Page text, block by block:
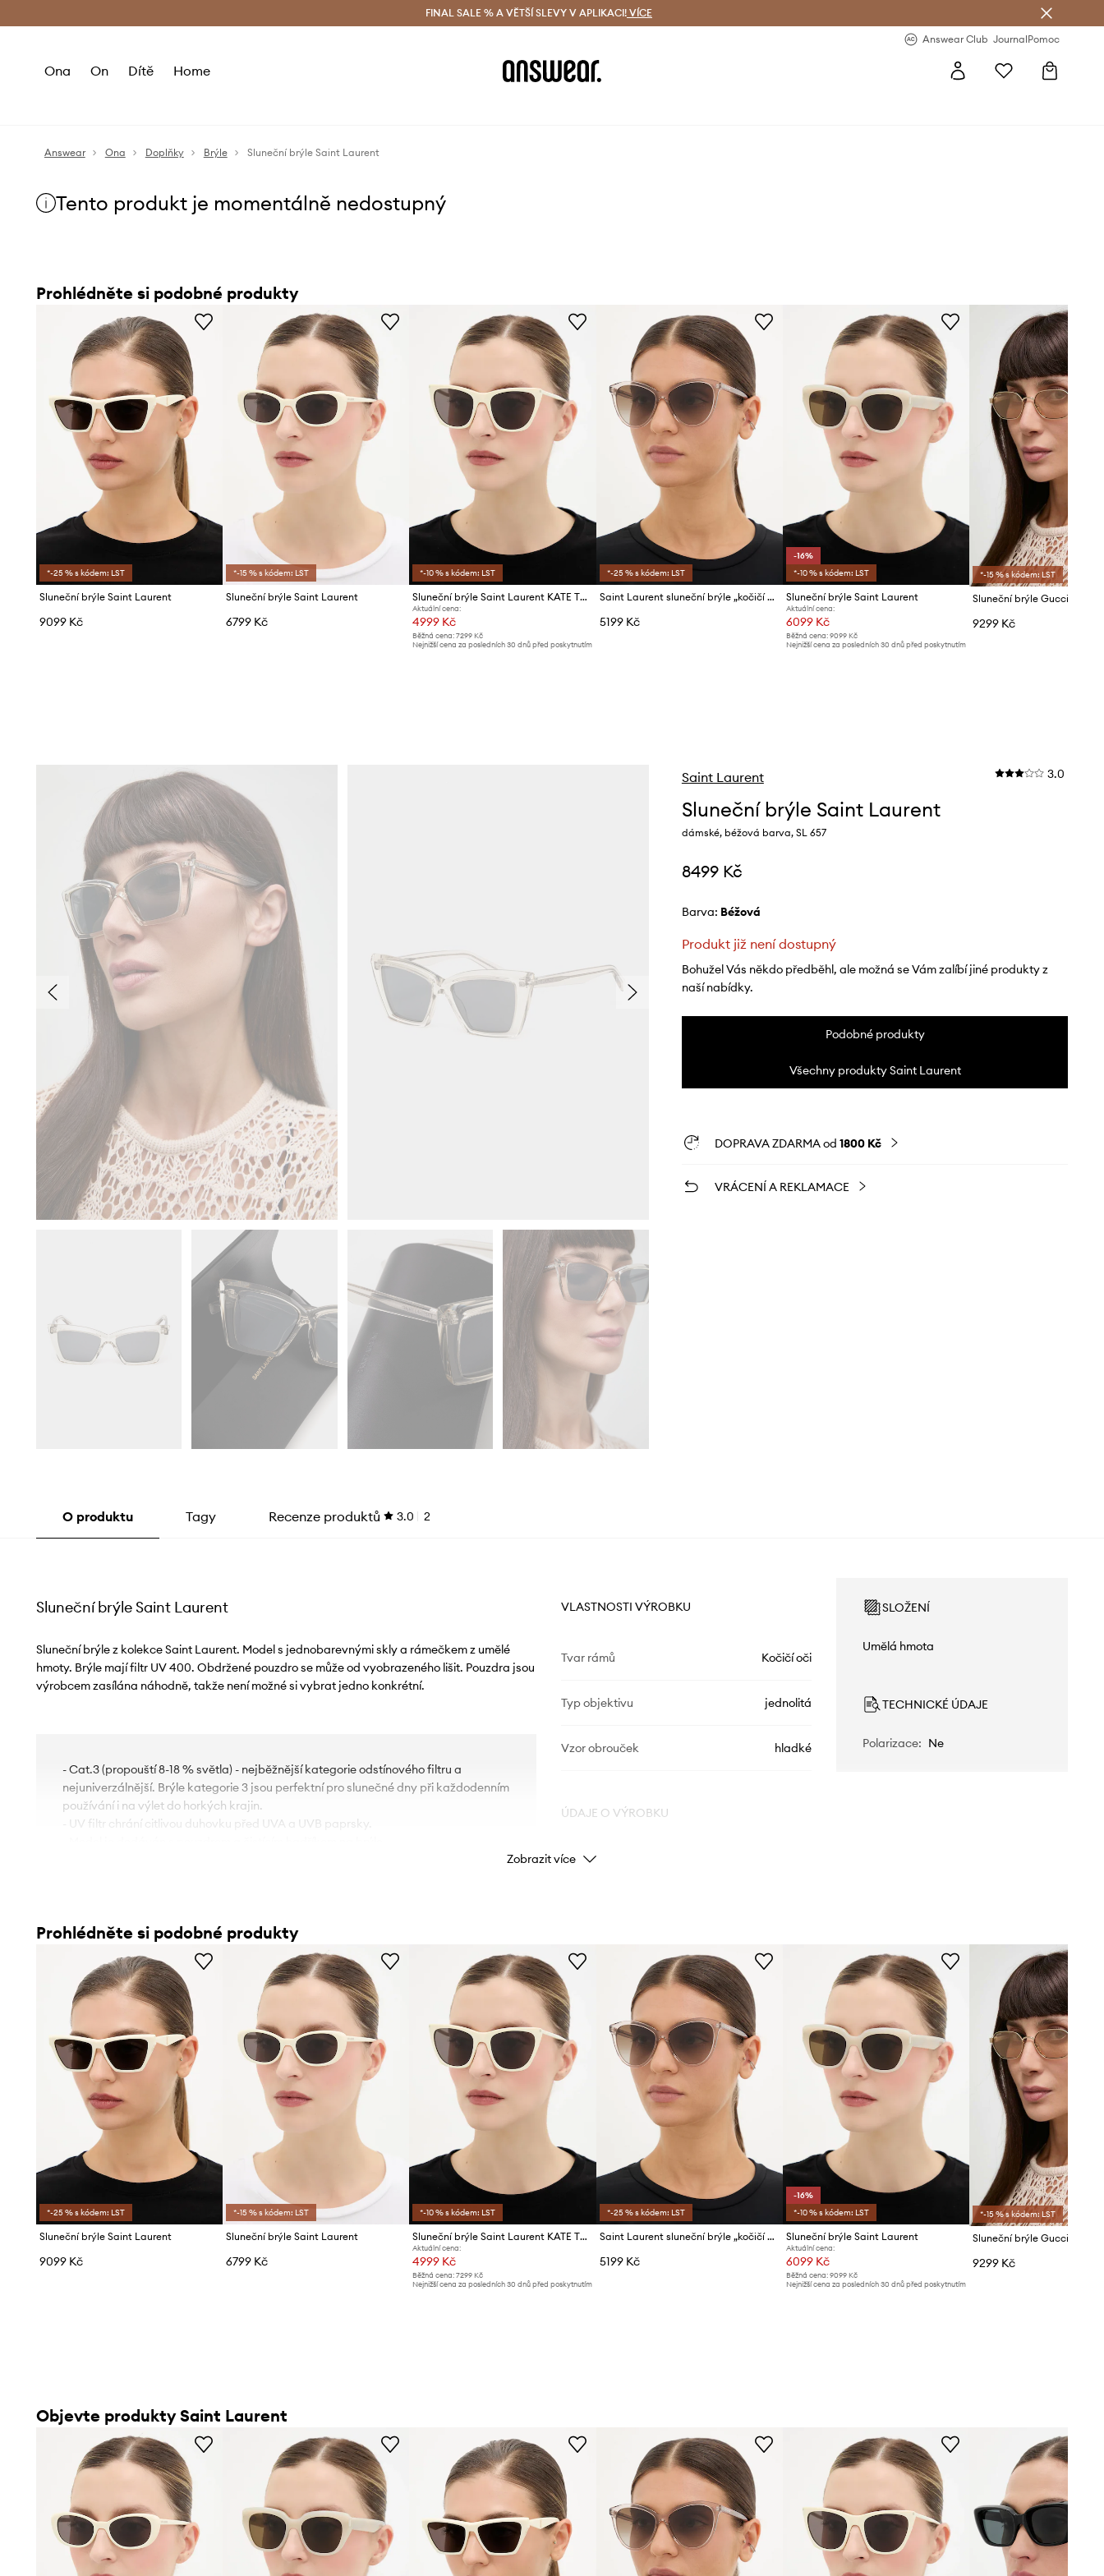
Doručení a vrácení zdarma (od 1800 Kč) Doručení i do 24 h
FINAL SALE % A VĚTŠÍ SLEVY V APLIKACI! VÍCE
Answear Club JournalPomoc
Ona On Dítě Home
Answear Ona Doplňky Brýle Sluneční brýle Saint Laurent
Tento produkt je momentálně nedostupný
Prohlédněte si podobné produkty
*-25 % s kódem: LST
Sluneční brýle Saint Laurent
9099 Kč
*-15 % s kódem: LST
Sluneční brýle Saint Laurent
6799 Kč
*-10 % s kódem: LST
Sluneční brýle Saint Laurent KATE THIN
Aktuální cena:
4999 Kč
Běžná cena: 7299 Kč
Nejnižší cena za posledních 30 dnů před poskytnutím
*-25 % s kódem: LST
Saint Laurent sluneční brýle „kočičí oči“ dámské
5199 Kč
-16%
*-10 % s kódem: LST
Sluneční brýle Saint Laurent
Aktuální cena:
6099 Kč
Běžná cena:9099 Kč
Nejnižší cena za posledních 30 dnů před poskytnutím
*-15 % s kódem: LST
Sluneční brýle Gucci
9299 Kč
Saint Laurent 3.0
Sluneční brýle Saint Laurent
dámské, béžová barva, SL 657
8499 Kč
Barva: béžová
Produkt již není dostupný
Bohužel Vás někdo předběhl, ale možná se Vám zalíbí jiné produkty z
naší nabídky.
Podobné produkty
Všechny produkty Saint Laurent
DOPRAVA ZDARMA od 1800 Kč
VRÁCENÍ A REKLAMACE
O produktu Tagy Recenze produktů 3.0 2
Sluneční brýle Saint Laurent
Sluneční brýle z kolekce Saint Laurent. Model s jednobarevnými skly a rámečkem z umělé
hmoty. Brýle mají filtr UV 400. Obdržené pouzdro se může od vyobrazeného lišit. Pouzdra jsou
výrobcem zasílána náhodně, takže není možné si vybrat jedno konkrétní.
- Cat.3 (propouští 8-18 % světla) - nejběžnější kategorie odstínového filtru a
nejuniverzálnější. Brýle kategorie 3 jsou perfektní pro slunečné dny při každodenním
používání i na výlet do horkých krajin.
- UV filtr chrání citlivou duhovku před UVA a UVB paprsky.
VLASTNOSTI VÝROBKU
Tvar rámů Kočičí oči
Typ objektivu jednolitá
Vzor obrouček hladké
ÚDAJE O VÝROBKU
Kód výrobce
Barva béžová
Značka Saint Laurent
ID produktu
SLOŽENÍ
Umělá hmota
TECHNICKÉ ÚDAJE
Polarizace: Ne
Zobrazit více
Prohlédněte si podobné produkty
*-25 % s kódem: LST
Sluneční brýle Saint Laurent
9099 Kč
*-15 % s kódem: LST
Sluneční brýle Saint Laurent
6799 Kč
*-10 % s kódem: LST
Sluneční brýle Saint Laurent KATE THIN
Aktuální cena:
4999 Kč
Běžná cena: 7299 Kč
Nejnižší cena za posledních 30 dnů před poskytnutím
*-25 % s kódem: LST
Saint Laurent sluneční brýle „kočičí oči“ dámské
5199 Kč
-16%
*-10 % s kódem: LST
Sluneční brýle Saint Laurent
Aktuální cena:
6099 Kč
Běžná cena:9099 Kč
Nejnižší cena za posledních 30 dnů před poskytnutím
*-15 % s kódem: LST
Sluneční brýle Gucci
9299 Kč
Objevte produkty Saint Laurent